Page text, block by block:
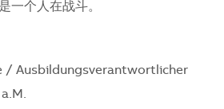
一个人在战斗。
/ Ausbildungsverantwortlicher